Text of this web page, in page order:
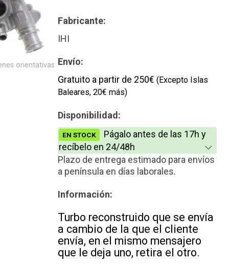
Fabricante:
IHI
Envío:
Gratuito a partir de 250€ (Excepto Islas
Baleares, 20€ más)
Disponibilidad:
EN STOCK
Págalo antes de las 17h y
recíbelo en 24/48h
Plazo de entrega estimado para envíos
a península en días laborales.
Información:
Turbo reconstruido que se envía
a cambio de la que el cliente
envía, en el mismo mensajero
que le deja uno, retira el otro.
orientativas